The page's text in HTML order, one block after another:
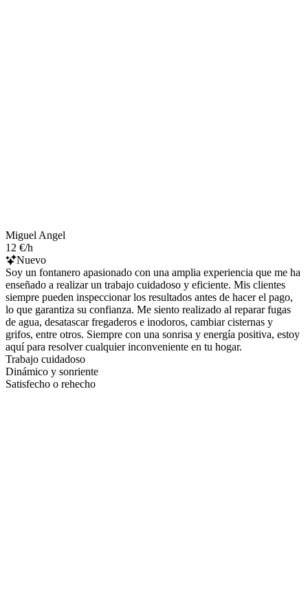
Miguel Angel
12 €/h
Nuevo
Soy un fontanero apasionado con una amplia experiencia que me ha
enseñado a realizar un trabajo cuidadoso y eficiente. Mis clientes
siempre pueden inspeccionar los resultados antes de hacer el pago,
lo que garantiza su confianza. Me siento realizado al reparar fugas
de agua, desatascar fregaderos e inodoros, cambiar cisternas y
grifos, entre otros. Siempre con una sonrisa y energía positiva, estoy
aquí para resolver cualquier inconveniente en tu hogar.
Trabajo cuidadoso
Dinámico y sonriente
Satisfecho o rehecho